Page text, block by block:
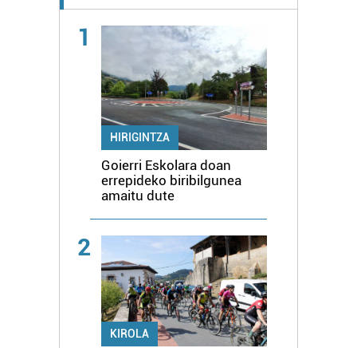
1
HIRIGINTZA
Goierri Eskolara doan
errepideko biribilgunea
amaitu dute
2
KIROLA